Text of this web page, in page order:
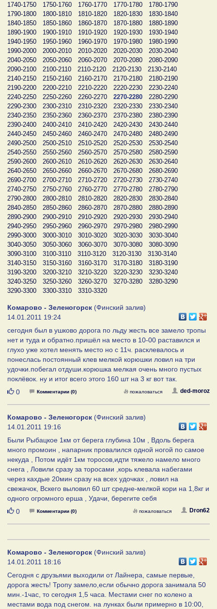
1740-1750
1750-1760 1760-1770 1770-1780
1780-1790
1790-1800
1800-1810 1810-1820 1820-1830
1830-1840
1840-1850
1850-1860 1860-1870 1870-1880
1880-1890
1890-1900
1900-1910 1910-1920 1920-1930
1930-1940
1940-1950
1950-1960 1960-1970 1970-1980
1980-1990
1990-2000
2000-2010 2010-2020 2020-2030
2030-2040
2040-2050
2050-2060 2060-2070 2070-2080
2080-2090
2090-2100
2100-2110 2110-2120 2120-2130
2130-2140
2140-2150
2150-2160 2160-2170 2170-2180
2180-2190
2190-2200
2200-2210 2210-2220 2220-2230
2230-2240
2240-2250
2250-2260 2260-2270 2270-2280
2280-2290
2290-2300
2300-2310 2310-2320 2320-2330
2330-2340
2340-2350
2350-2360 2360-2370 2370-2380
2380-2390
2390-2400
2400-2410 2410-2420 2420-2430
2430-2440
2440-2450
2450-2460 2460-2470 2470-2480
2480-2490
2490-2500
2500-2510 2510-2520 2520-2530
2530-2540
2540-2550
2550-2560 2560-2570 2570-2580
2580-2590
2590-2600
2600-2610 2610-2620 2620-2630
2630-2640
2640-2650
2650-2660 2660-2670 2670-2680
2680-2690
2690-2700
2700-2710 2710-2720 2720-2730
2730-2740
2740-2750
2750-2760 2760-2770 2770-2780
2780-2790
2790-2800
2800-2810 2810-2820 2820-2830
2830-2840
2840-2850
2850-2860 2860-2870 2870-2880
2880-2890
2890-2900
2900-2910 2910-2920 2920-2930
2930-2940
2940-2950
2950-2960 2960-2970 2970-2980
2980-2990
2990-3000
3000-3010 3010-3020 3020-3030
3030-3040
3040-3050
3050-3060 3060-3070 3070-3080
3080-3090
3090-3100
3100-3110 3110-3120 3120-3130
3130-3140
3140-3150
3150-3160 3160-3170 3170-3180
3180-3190
3190-3200
3200-3210 3210-3220 3220-3230
3230-3240
3240-3250
3250-3260 3260-3270 3270-3280
3280-3290
3290-3300
3300-3310 3310-3320
Комарово - Зеленогорск (Финский залив)
14.01.2011 19:24
сегодня был в ушково дорога по льду жесть все замело тропы
нет и туда и обратно.пришёл на место в 10-00 раставился и
глухо уже хотел менять место но с 11ч. расклевалось и
понеслась постоянный клев мелкой корюшки ловил на три
удочки.побегал отдуши.корюшка мелкая очень много пустых
поклёвок. ну и итог всего этого 160 шт на 3 кг вот так.
Нравится
0 Комментарии (0) ded-moroz
пожаловаться
Комарово - Зеленогорск (Финский залив)
14.01.2011 19:16
Были Рыбацкое 1км от берега глубина 10м , Вдоль берега
много промоин , напарник провалился одной ногой по самое
некуда , Потом идёт 1км торосов,идти тяжело намело много
снега , Ловили сразу за торосами ,корь клевала набегами
через кахдые 20мин сразу на всех удочках , ловил на
свежачок, Вскего выловил 60 шт средне-мелкой кори на 1,8кг и
одного огромного ерша , Удачи, берегите себя
Нравится
0 Комментарии (0) Dron62
пожаловаться
Комарово - Зеленогорск (Финский залив)
14.01.2011 18:16
Сегодня с друзьями выходили от Лайнера, самые первые,
дорога жесть! Тропу замело,если обычно дорога занимала 50
мин.-1час, то сегодня 1,5 часа. Местами снег по колено а
местами вода под снегом. на лунках были примерно в 10:00,